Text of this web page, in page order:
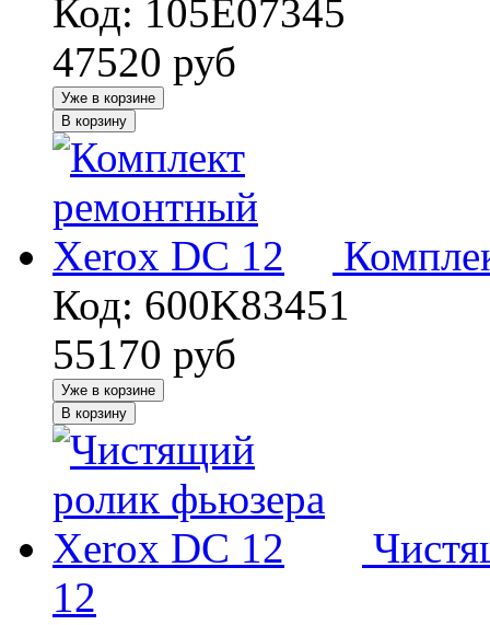
Код: 105E07345
47520 руб
Уже в корзине
В корзину
Код: 600K83451
55170 руб
Уже в корзине
В корзину
12